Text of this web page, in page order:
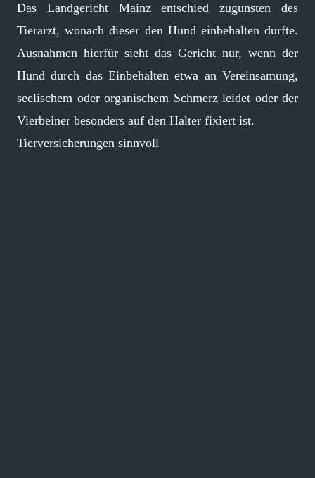
Das Landgericht Mainz entschied zugunsten des
Tierarzt, wonach dieser den Hund einbehalten durfte.
Ausnahmen hierfür sieht das Gericht nur, wenn der
Hund durch das Einbehalten etwa an Vereinsamung,
seelischem oder organischem Schmerz leidet oder der
Vierbeiner besonders auf den Halter fixiert ist.
Tierversicherungen sinnvoll